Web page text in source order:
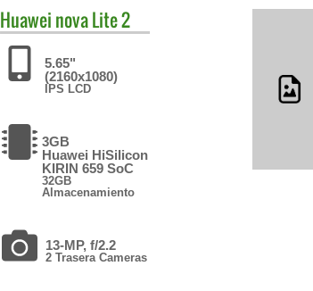
Huawei nova Lite 2
5.65"
(2160x1080)
IPS LCD
3GB
Huawei HiSilicon
KIRIN 659 SoC
32GB
Almacenamiento
13-MP, f/2.2
2 Trasera Cameras